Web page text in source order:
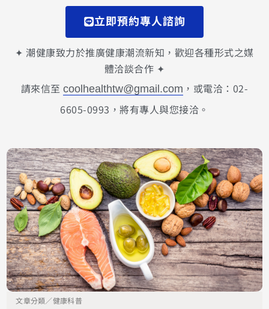
立即預約專人諮詢
✦ 潮健康致力於推廣健康潮流新知，歡迎各種形式之媒
體洽談合作 ✦
請來信至coolhealthtw@gmail.com ，或電洽：02-
6605-0993，將有專人與您接洽。
文章分類／健康科普